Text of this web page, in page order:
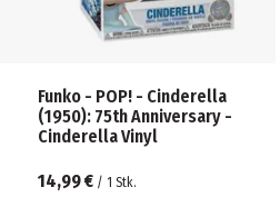
Funko - POP! - Cinderella
(1950): 75th Anniversary -
Cinderella Vinyl
14,99 € / 1 Stk.